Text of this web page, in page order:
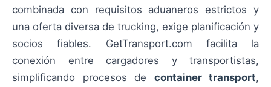
combinada con requisitos aduaneros estrictos y
una oferta diversa de trucking, exige planificación y
socios fiables. GetTransport.com facilita la
conexión entre cargadores y transportistas,
simplificando procesos de container transport,